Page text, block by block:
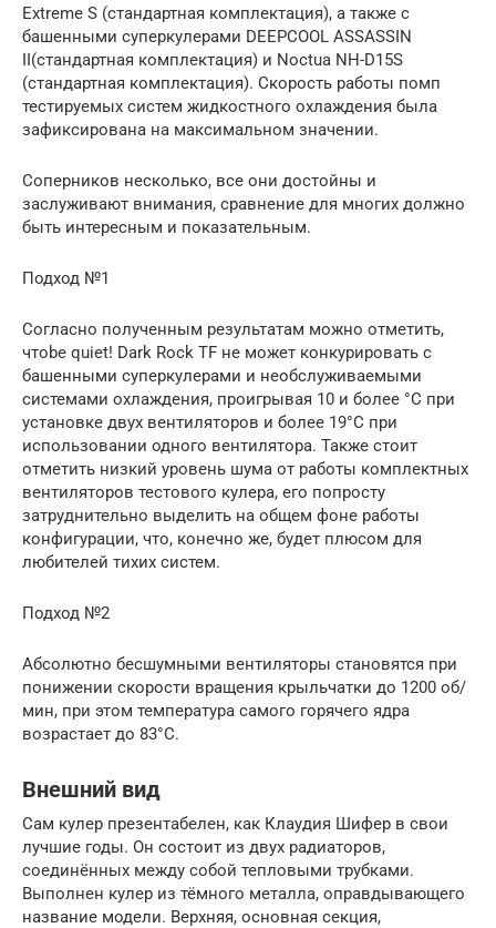
Extreme S (стандартная комплектация), а также с
башенными суперкулерами DEEPCOOL ASSASSIN
II(стандартная комплектация) и Noctua NH-D15S
(стандартная комплектация). Скорость работы помп
тестируемых систем жидкостного охлаждения была
зафиксирована на максимальном значении.
Соперников несколько, все они достойны и
заслуживают внимания, сравнение для многих должно
быть интересным и показательным.
Подход №1
Согласно полученным результатам можно отметить,
чтоbe quiet! Dark Rock TF не может конкурировать с
башенными суперкулерами и необслуживаемыми
системами охлаждения, проигрывая 10 и более °C при
установке двух вентиляторов и более 19°C при
использовании одного вентилятора. Также стоит
отметить низкий уровень шума от работы комплектных
вентиляторов тестового кулера, его попросту
затруднительно выделить на общем фоне работы
конфигурации, что, конечно же, будет плюсом для
любителей тихих систем.
Подход №2
Абсолютно бесшумными вентиляторы становятся при
понижении скорости вращения крыльчатки до 1200 об/
мин, при этом температура самого горячего ядра
возрастает до 83°C.
Внешний вид
Сам кулер презентабелен, как Клаудия Шифер в свои
лучшие годы. Он состоит из двух радиаторов,
соединённых между собой тепловыми трубками.
Выполнен кулер из тёмного металла, оправдывающего
название модели. Верхняя, основная секция,